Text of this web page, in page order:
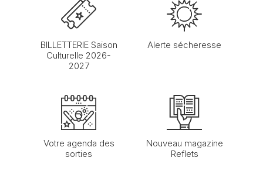
BILLETTERIE Saison
Culturelle 2026-
2027
Alerte sécheresse
Votre agenda des
sorties
Nouveau magazine
Reflets